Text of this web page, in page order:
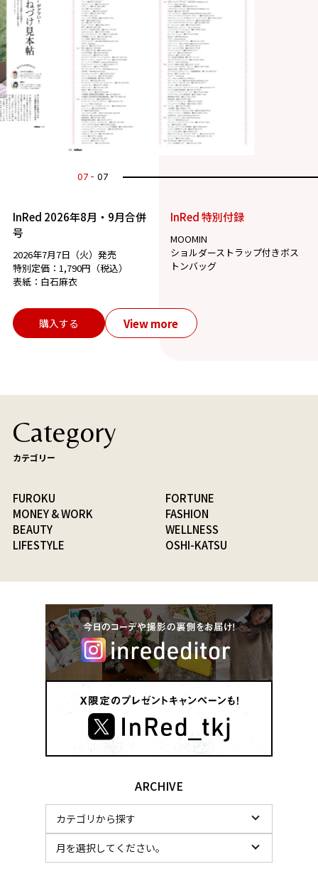
07 07
InRed 2026年8月・9月合併
号
2026年7月7日（火）発売
特別定価：1,790円（税込）
表紙：白石麻衣
InRed 特別付録
MOOMIN
ショルダーストラップ付きボス
トンバッグ
購入する View more
Category
カテゴリー
FUROKU
FORTUNE
MONEY & WORK
FASHION
BEAUTY
WELLNESS
LIFESTYLE
OSHI-KATSU
ARCHIVE